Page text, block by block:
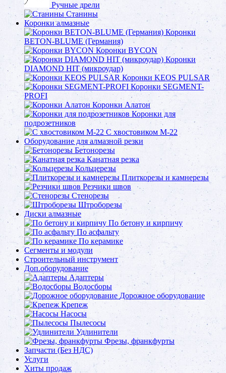
Ручные дрели
Станины
Коронки алмазные
Коронки
BETON-BLUME (Германия)
Коронки BYCON
Коронки
DIAMOND HIT (микроудар)
Коронки KEOS PULSAR
Коронки SEGMENT-
PROFI
Коронки Алатон
Коронки для
подрозетников
С хвостовиком М-22
Оборудование для алмазной резки
Бетонорезы
Канатная резка
Кольцерезы
Плиткорезы и камнерезы
Резчики швов
Стенорезы
Штроборезы
Диски алмазные
По бетону и кирпичу
По асфальту
По керамике
Сегменты и модули
Строительный инструмент
Доп.оборудование
Адаптеры
Водосборы
Дорожное оборудование
Крепеж
Насосы
Пылесосы
Удлинители
Фрезы, франкфурты
Запчасти (Без НДС)
Услуги
Хиты продаж